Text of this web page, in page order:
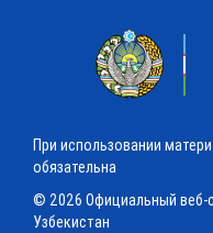
При использовании
обязательна
© 2026 Официальный веб-
Узбекистан